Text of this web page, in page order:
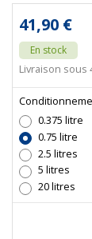
41,90 €
En stock
Livraison sous
0.375 litre
0.75 litre
2.5 litres
5 litres
20 litres